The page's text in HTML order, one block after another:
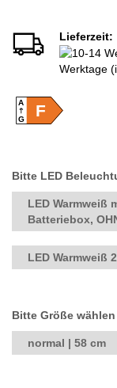
Lieferzeit:
Werktage
A
GF
Bitte LED
LED Warmweiß
Batteriebox,
LED Warmweiß
Bitte Größe
normal | 58 cm